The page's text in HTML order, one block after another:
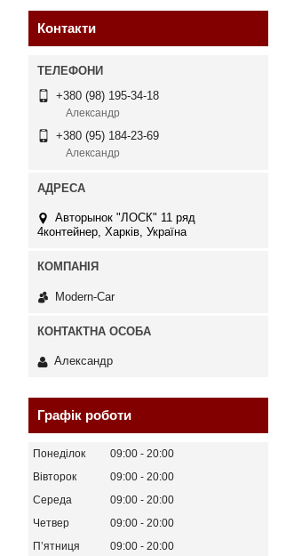
Контакти
+380 (98) 195-34-18
Александр
+380 (95) 184-23-69
Александр
Авторынок "ЛОСК" 11 ряд
4контейнер, Харків, Україна
Modern-Car
Александр
Графік роботи
Понеділок 09:00
20:00
Вівторок
09:00
20:00
Середа
09:00
20:00
Четвер
09:00
20:00
Пʼятниця
09:00
20:00